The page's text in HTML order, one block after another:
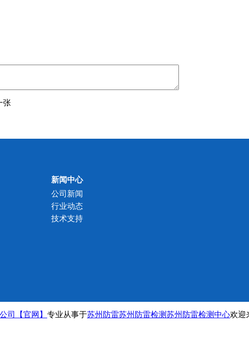
张
新闻中心
公司新闻
行业动态
技术支持
司【官网】 专业从事于苏州防雷苏州防雷检测苏州防雷检测中心欢迎